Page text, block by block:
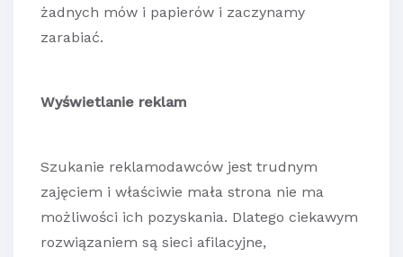
żadnych mów i papierów i zaczynamy
zarabiać.
Wyświetlanie reklam
Szukanie reklamodawców jest trudnym
zajęciem i właściwie mała strona nie ma
możliwości ich pozyskania. Dlatego ciekawym
rozwiązaniem są sieci afilacyjne,